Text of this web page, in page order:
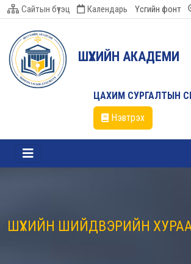
Сайтын бүтэц Календарь Үсгийн фонт
ШҮҮХИЙН АКАДЕМИ
ЦАХИМ СУРГАЛТЫН
Нэвтрэх
ШҮҮХИЙН ШИЙДВЭРИЙН